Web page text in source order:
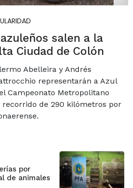
salen a la
Ciudad de Colón
Abelleira y Andrés
representarán a Azul
Campeonato Metropolitano
de 290 kilómetros por
por
de animales